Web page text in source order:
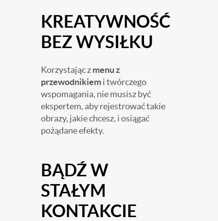
KREATYWNOŚĆ
BEZ WYSIŁKU
Korzystając zmenu z
przewodnikiemi twórczego
wspomagania, nie musisz być
ekspertem, aby rejestrować takie
obrazy, jakie chcesz, i osiągać
pożądane efekty.
BĄDŹ W
STAŁYM
KONTAKCIE